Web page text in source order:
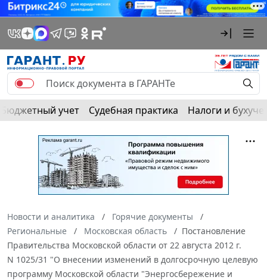
Бюджетный учет Судебная практика Налоги и
Новости и аналитика
Горячие документы
Региональные
Московская область
Постановление
Правительства Московской области от 22 августа 2012 г.
N 1025/31 "О внесении изменений в долгосрочную целевую
программу Московской области "Энергосбережение и